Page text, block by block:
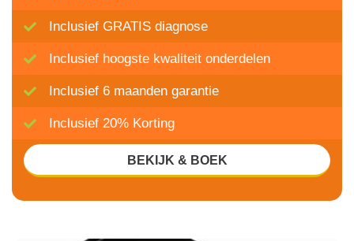
Inclusief GRATIS diagnose
Inclusief hoogste kwaliteit onderdelen
Inclusief 6 maanden garantie
Inclusief 20% Korting
BEKIJK & BOEK